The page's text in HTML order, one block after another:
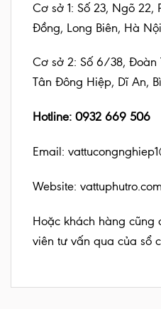
Cơ sở 1: Số 23, Ngõ 22,
Đồng, Long Biên, Hà Nội
Cơ sở 2: Số 6/38, Đoàn
Tân Đông Hiệp, Dĩ An,
Hotline: 0932 669 506
Email:
Website: vattuphutro.com
Hoặc khách hàng cũng
viên tư vấn qua của sổ